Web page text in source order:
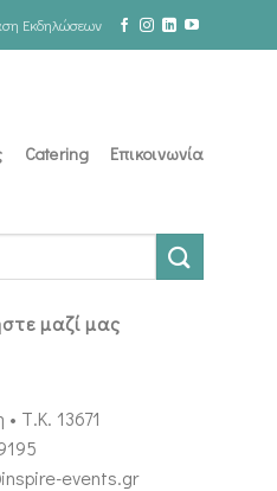
Εκδηλώσεων
Catering Επικοινωνία
μαζί μας
Τ.Κ. 13671
events.gr